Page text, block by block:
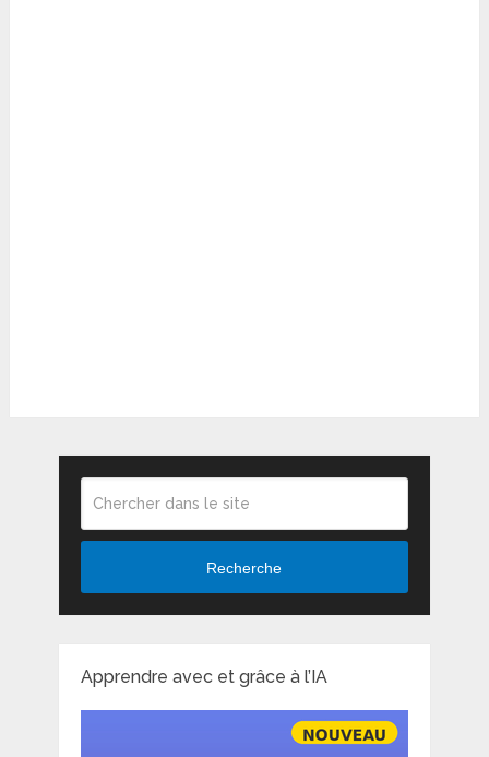
Recherche
Apprendre avec et grâce à l’IA